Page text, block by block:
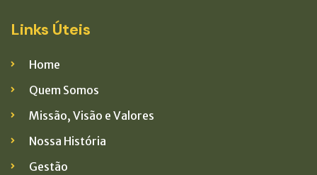
Links Úteis
Home
Quem Somos
Missão, Visão e Valores
Nossa História
Gestão